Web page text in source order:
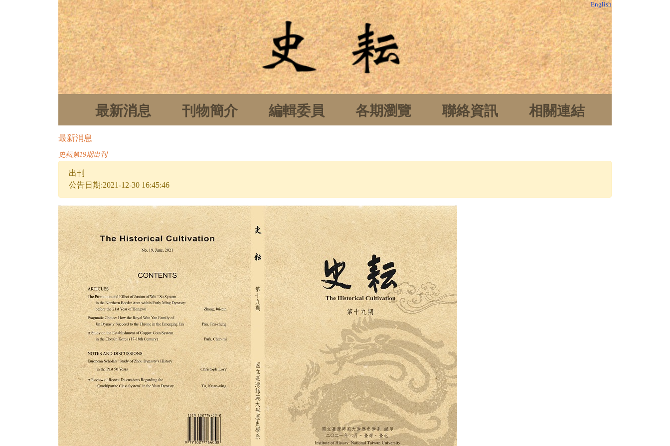
English
最新消息 刊物簡介 編輯委員 各期瀏覽 聯絡資訊 相關連結
最新消息
史耘第19期出刊
出刊
公告日期:2021-12-30 16:45:46